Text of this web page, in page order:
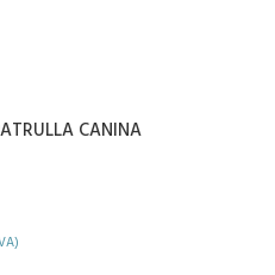
CANINA